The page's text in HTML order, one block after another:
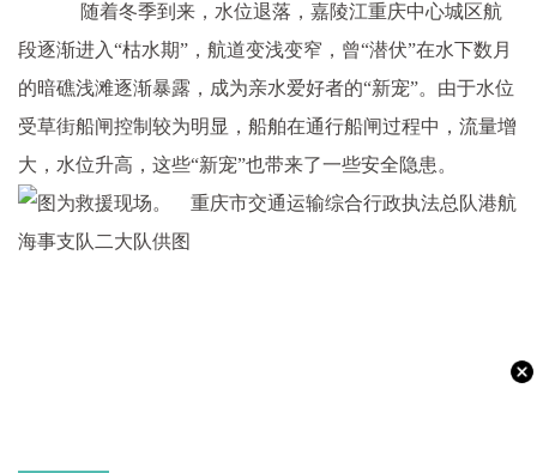
随着冬季到来，水位退落，嘉陵江重庆中心城区航
段逐渐进入“枯水期”，航道变浅变窄，曾“潜伏”在水下数月
的暗礁浅滩逐渐暴露，成为亲水爱好者的“新宠”。由于水位
受草街船闸控制较为明显，船舶在通行船闸过程中，流量增
大，水位升高，这些“新宠”也带来了一些安全隐患。